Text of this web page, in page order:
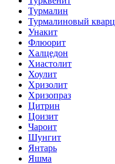
Турмалин
Турмалиновый кварц
Унакит
Флюорит
Халцедон
Хиастолит
Хоулит
Хризолит
Хризопраз
Цитрин
Цоизит
Чароит
Шунгит
Янтарь
Яшма